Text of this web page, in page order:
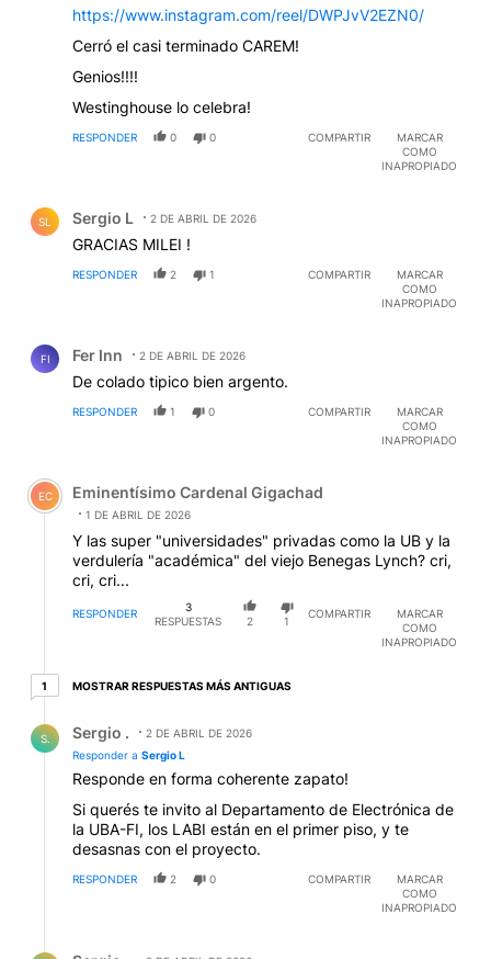
https://www.instagram.com/reel/DWPJvV2EZN0/
Cerró el casi terminado CAREM!
Genios!!!!
Westinghouse lo celebra!
RESPONDER 0 0 COMPARTIR
MARCAR
COMO
INAPROPIADO
SL Sergio L 2 DE ABRIL DE 2026
GRACIAS MILEI !
RESPONDER 2 1 COMPARTIR
MARCAR
COMO
INAPROPIADO
FI Fer Inn 2 DE ABRIL DE 2026
De colado tipico bien argento.
RESPONDER 1 0 COMPARTIR
MARCAR
COMO
INAPROPIADO
Comentario de Eminentísimo Cardenal Gigachad.
EC Eminentísimo Cardenal Gigachad
1 DE ABRIL DE 2026
Y las super "universidades" privadas como la UB y la
verdulería "académica" del viejo Benegas Lynch? cri,
cri, cri...
RESPONDER
3
RESPUESTAS
2 1
COMPARTIR
MARCAR
COMO
INAPROPIADO
11 respuesta más antiguas
MOSTRAR RESPUESTAS MÁS ANTIGUAS
S. Sergio .
2 DE ABRIL DE 2026
Responder a Sergio L
Responde en forma coherente zapato!
Si querés te invito al Departamento de Electrónica de
la UBA-FI, los LABI están en el primer piso, y te
desasnas con el proyecto.
RESPONDER 2 0 COMPARTIR
MARCAR
COMO
INAPROPIADO